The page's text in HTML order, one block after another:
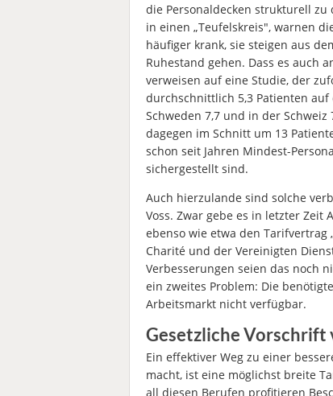
die Personaldecken strukturell
in einen „Teufelskreis", warnen
häufiger krank, sie steigen aus
Ruhestand gehen. Dass es auch
verweisen auf eine Studie, der
durchschnittlich 5,3 Patienten
Schweden 7,7 und in der
dagegen im Schnitt um 13
schon seit Jahren Mindest-
sichergestellt sind.
Auch hierzulande sind solche
Voss. Zwar gebe es in letzter Zeit
ebenso wie etwa den
Charité und der Vereinigten
Verbesserungen seien das noch
ein zweites Problem: Die
Arbeitsmarkt nicht verfügbar.
Gesetzliche Vorschrift
Ein effektiver Weg zu einer
macht, ist eine möglichst breite
all diesen Berufen profitieren